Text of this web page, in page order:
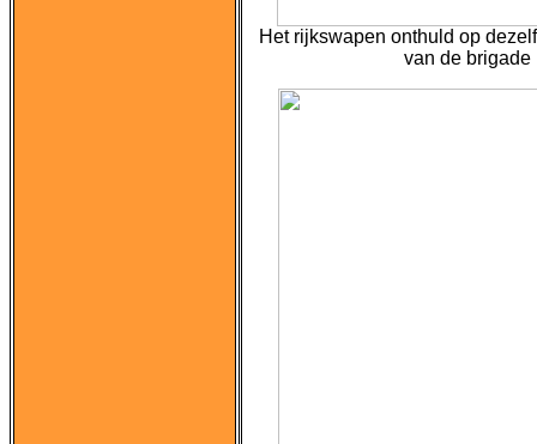
Het rijkswapen onthuld op
van de brigade